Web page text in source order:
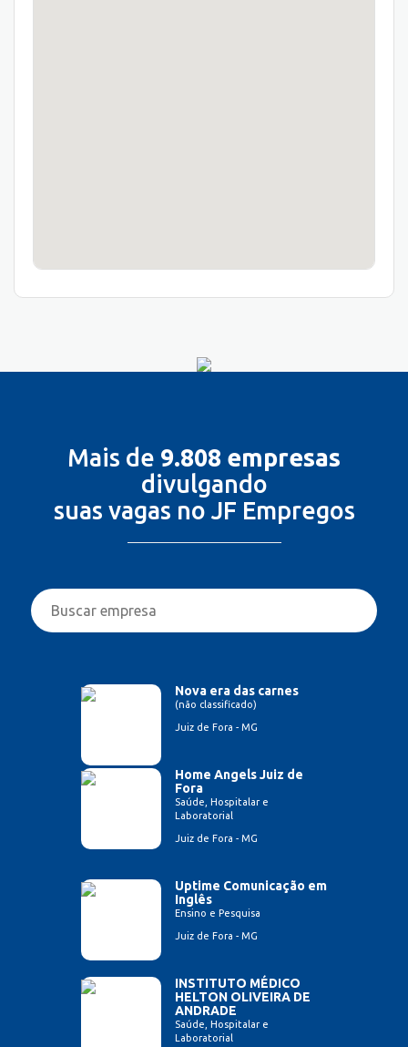
Mais de 9.808 empresas
divulgando
suas vagas no JF Empregos
Nova era das carnes
(não classificado)
Juiz de Fora - MG
Home Angels Juiz de
Fora
Saúde, Hospitalar e
Laboratorial
Juiz de Fora - MG
Uptime Comunicação em
Inglês
Ensino e Pesquisa
Juiz de Fora - MG
INSTITUTO MÉDICO
HELTON OLIVEIRA DE
ANDRADE
Saúde, Hospitalar e
Laboratorial